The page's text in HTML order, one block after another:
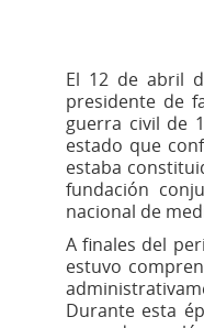
El 12 de abril
presidente de
guerra civil de
estado que
estaba
fundación
nacional de
A finales del
estuvo
Durante esta